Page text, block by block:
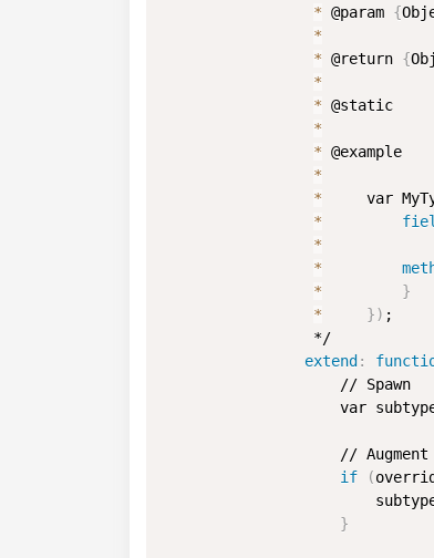
* @param {
*
* @return {
*
* @static
*
* @example
*
*
var
*
*
*
*
}
*
}) ;
                 */
extend :
                    // Spawn
var
                    // Augment
if
(
}